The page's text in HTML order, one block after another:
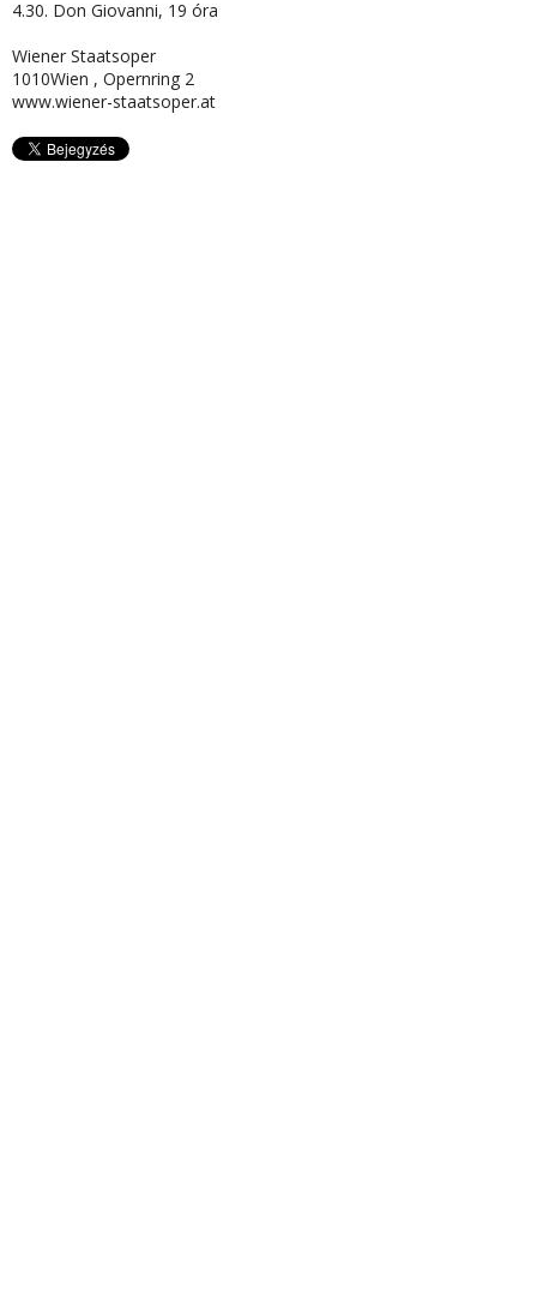
4.30. Don Giovanni, 19 óra
Wiener Staatsoper
1010Wien , Opernring 2
www.wiener-staatsoper.at